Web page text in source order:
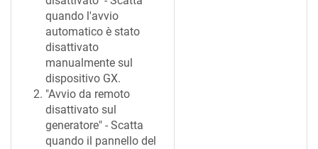
quando l'avvio
automatico è stato
disattivato
manualmente sul
dispositivo GX.
"Avvio da remoto
disattivato sul
generatore" - Scatta
quando il pannello del